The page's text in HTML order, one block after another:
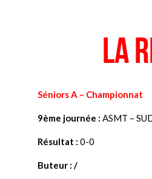
La
Séniors A – Championnat
9ème journée : ASMT –
Résultat : 0-0
Buteur : /